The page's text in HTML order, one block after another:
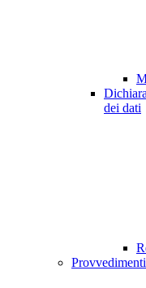
dei dati
Provvedimenti